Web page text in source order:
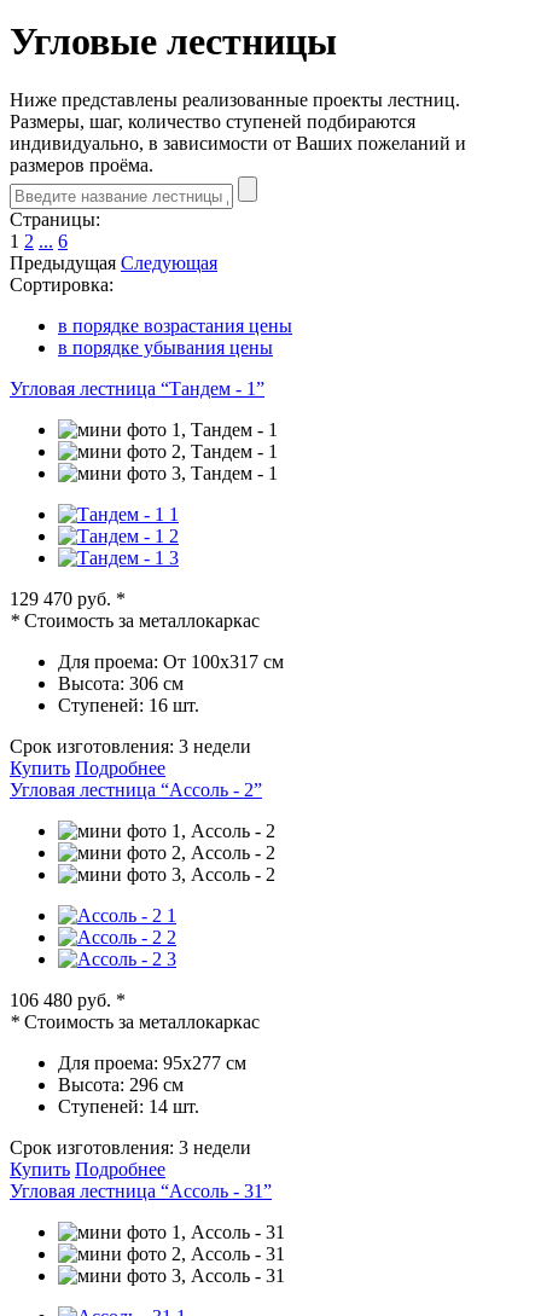
Угловые лестницы
Ниже представлены реализованные проекты лестниц.
Размеры, шаг, количество ступеней подбираются
индивидуально, в зависимости от Ваших пожеланий и
размеров проёма.
Страницы:
1 2 ... 6
Предыдущая Следующая
Сортировка:
в порядке возрастания цены
в порядке убывания цены
Угловая лестница “Тандем - 1”
129 470 руб. *
* Стоимость за металлокаркас
Для проема: От 100х317 см
Высота: 306 см
Ступеней: 16 шт.
Срок изготовления: 3 недели
Купить Подробнее
Угловая лестница “Ассоль - 2”
106 480 руб. *
* Стоимость за металлокаркас
Для проема: 95х277 см
Высота: 296 см
Ступеней: 14 шт.
Срок изготовления: 3 недели
Купить Подробнее
Угловая лестница “Ассоль - 31”